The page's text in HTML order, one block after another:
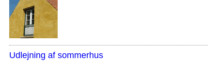
Udlejning af sommerhus